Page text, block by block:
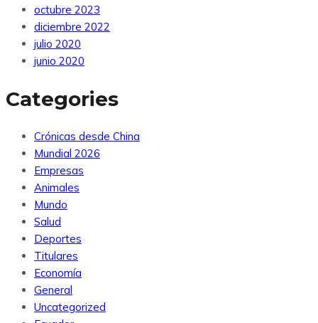
octubre 2023
diciembre 2022
julio 2020
junio 2020
Categories
Crónicas desde China
Mundial 2026
Empresas
Animales
Mundo
Salud
Deportes
Titulares
Economía
General
Uncategorized